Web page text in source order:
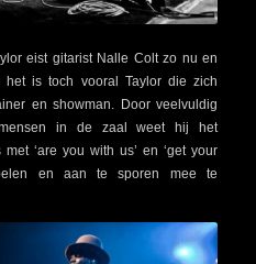
eist gitarist Nalle Colt zo nu en
is toch vooral Taylor die zich
en showman. Door veelvuldig
in de zaal weet hij het
‘are you with us’ en ‘get your
en aan te sporen mee te